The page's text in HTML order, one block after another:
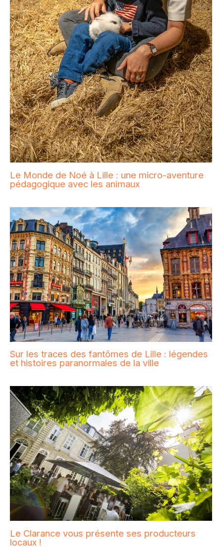
Le Monde de Noé à Lille : une micro-aventure
pédagogique avec les animaux
Sur les traces des fantômes de Lille : légendes
et histoires paranormales de la ville
Le Clarance vous présente ses producteurs
locaux !